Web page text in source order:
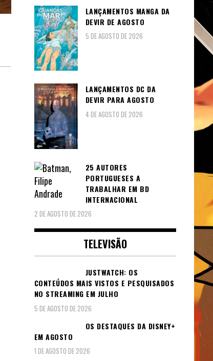
LANÇAMENTOS MANGA DA
DEVIR DE AGOSTO
5 DE AGOSTO DE 2026
LANÇAMENTOS DC DA
DEVIR PARA AGOSTO
4 DE AGOSTO DE 2026
25 AUTORES
PORTUGUESES A
TRABALHAR EM BD
INTERNACIONAL
2 DE AGOSTO DE 2026
TELEVISÃO
JUSTWATCH: OS
CONTEÚDOS MAIS VISTOS E PESQUISADOS
NO STREAMING EM JULHO
5 DE AGOSTO DE 2026
OS DESTAQUES DA DISNEY+
EM AGOSTO
1 DE AGOSTO DE 2026